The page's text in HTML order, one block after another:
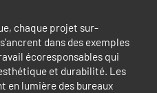
chaque projet sur-
dans des exemples
écoresponsables qui
et durabilité. Les
en lumière des bureaux